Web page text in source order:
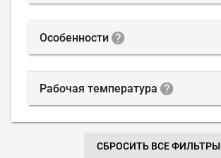
Особенности
Рабочая температура
СБРОСИТЬ ВСЕ ФИЛЬТРЫ